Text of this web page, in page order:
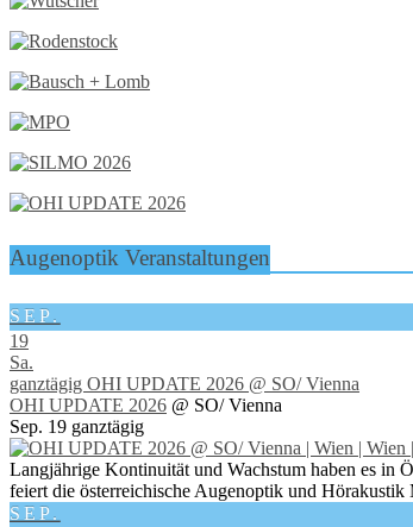
Augenoptik Veranstaltungen
SEP.
19
Sa.
ganztägig OHI UPDATE 2026 @ SO/ Vienna
OHI UPDATE 2026 @ SO/ Vienna
Sep. 19 ganztägig
Langjährige Kontinuität und Wachstum haben es in
feiert die österreichische Augenoptik und
SEP.